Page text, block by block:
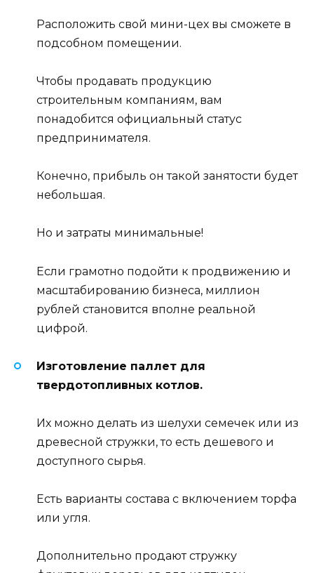
Расположить свой мини-цех вы сможете в
подсобном помещении.
Чтобы продавать продукцию
строительным компаниям, вам
понадобится официальный статус
предпринимателя.
Конечно, прибыль он такой занятости будет
небольшая.
Но и затраты минимальные!
Если грамотно подойти к продвижению и
масштабированию бизнеса, миллион
рублей становится вполне реальной
цифрой.
Изготовление паллет для
твердотопливных котлов.
Их можно делать из шелухи семечек или из
древесной стружки, то есть дешевого и
доступного сырья.
Есть варианты состава с включением торфа
или угля.
Дополнительно продают стружку